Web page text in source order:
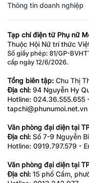
Thông tin doanh nghiệp
Tạp chí điện tử Phụ nữ
Thuộc Hội Nữ trí thức
Số giấy phép: 81/GP-
cấp ngày 12/6/2026.
Tổng biên tập: Chu Thị
Địa chỉ: 94 Nguyễn Hy
Hotline: 024.36.555.655
tapchi@phunumoi.net.vn
Văn phòng đại diện tại
Địa chỉ: Số 7-9 Nguyễn
Hotline: 0919.797.579 -
Văn phòng đại diện tại
Địa chỉ: 15 phố Cấm,